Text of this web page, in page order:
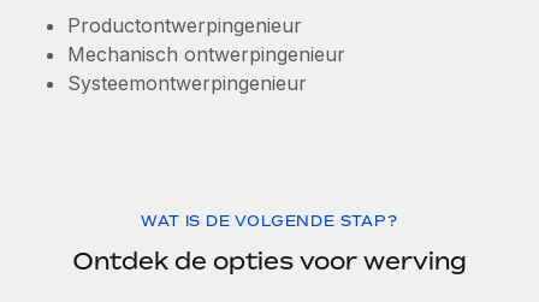
Productontwerpingenieur
Mechanisch ontwerpingenieur
Systeemontwerpingenieur
WAT IS DE VOLGENDE STAP?
Ontdek de opties voor werving